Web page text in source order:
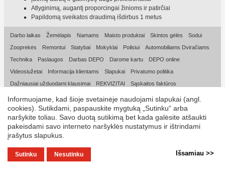
Informuojame, kad šioje svetainėje naudojami slapukai (angl.
cookies). Sutikdami, paspauskite mygtuką „Sutinku“ arba
naršykite toliau. Savo duotą sutikimą bet kada galėsite atšaukti
pakeisdami savo interneto naršyklės nustatymus ir ištrindami
įrašytus slapukus.
Sutinku Nesutinku Išsamiau >>
Atlyginimą, augantį proporcingai žinioms ir patirčiai
Papildomą sveikatos draudimą išdirbus 1 metus
Darbo laikas Žemėlapis Namams Maisto produktai Skintos gėlės
Sodui
Zooprekės
Remontui Statybai Mokyklai Poilsiui
Automobiliams Dviračiams
Technika
Paslaugos Darbas DEPO Darome kartu
DEPO online
Videosiužetai
Informacija klientams Slapukai
Privatumo politika
Dažniausiai užduodami klausimai
REKVIZITAI Sąskaitos faktūros
© 2026, DEPO DIY LT UAB